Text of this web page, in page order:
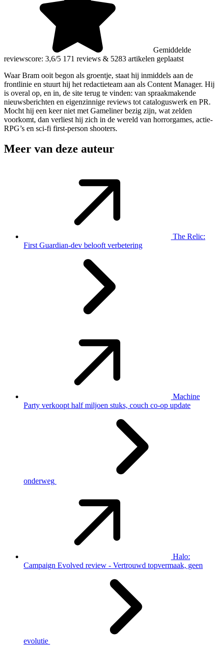
Gemiddelde
reviewscore: 3,6/5 171 reviews & 5283 artikelen geplaatst
Waar Bram ooit begon als groentje, staat hij inmiddels aan de
frontlinie en stuurt hij het redactieteam aan als Content Manager. Hij
is overal op, en in, de site terug te vinden: van spraakmakende
nieuwsberichten en eigenzinnige reviews tot cataloguswerk en PR.
Mocht hij een keer niet met Gameliner bezig zijn, wat zelden
voorkomt, dan verliest hij zich in de wereld van horrorgames, actie-
RPG’s en sci-fi first-person shooters.
Meer van deze auteur
The Relic:
First Guardian-dev belooft verbetering
Machine
Party verkoopt half miljoen stuks, couch co-op update
onderweg
Halo:
Campaign Evolved review - Vertrouwd topvermaak, geen
evolutie